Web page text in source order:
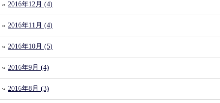
2016年12月 (4)
2016年11月 (4)
2016年10月 (5)
2016年9月 (4)
2016年8月 (3)